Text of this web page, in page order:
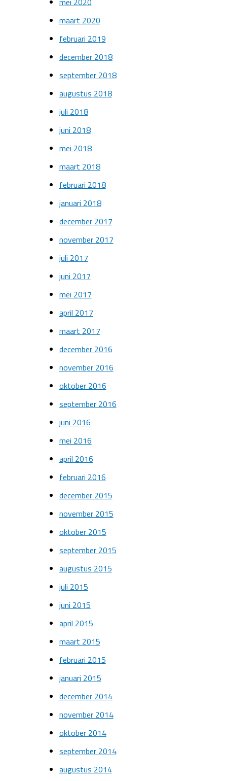
maart 2020
februari 2019
december 2018
september 2018
augustus 2018
juli 2018
juni 2018
mei 2018
maart 2018
februari 2018
januari 2018
december 2017
november 2017
juli 2017
juni 2017
mei 2017
april 2017
maart 2017
december 2016
november 2016
oktober 2016
september 2016
juni 2016
mei 2016
april 2016
februari 2016
december 2015
november 2015
oktober 2015
september 2015
augustus 2015
juli 2015
juni 2015
april 2015
maart 2015
februari 2015
januari 2015
december 2014
november 2014
oktober 2014
september 2014
augustus 2014